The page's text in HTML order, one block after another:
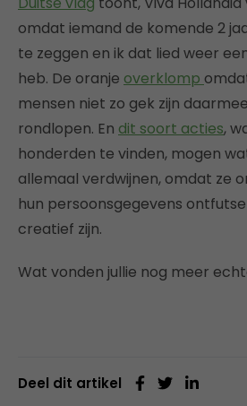
omdat iemand de komende 2
te zeggen en ik dat lied weer
heb. De oranje overklomp
mensen niet zo gek zijn
rondlopen. En dit soort acties,
honderden te vinden, mogen
allemaal verdwijnen, omdat ze
hun persoonsgegevens
creatief zijn.
Wat vonden jullie nog meer
Deel dit artikel